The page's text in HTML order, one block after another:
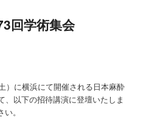
回学術集会
）に横浜にて開催される日本麻酔
、以下の招待講演に登壇いたしま
。